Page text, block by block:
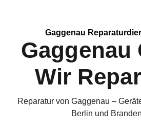
Gaggenau
Gaggenau
Wir
Reparatur von Gaggenau –
Berlin und